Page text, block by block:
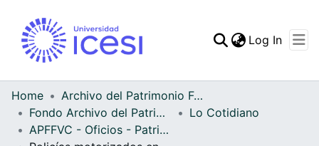
Statistics
Log In
Home
Archivo del Patrimonio Fotográfico y Fílmico del Valle del Cauca
Fondo Archivo del Patrimonio Fotográfico y Fílmico del Valle del Cauca
Lo Cotidiano
APFFVC - Oficios - Patrimonial